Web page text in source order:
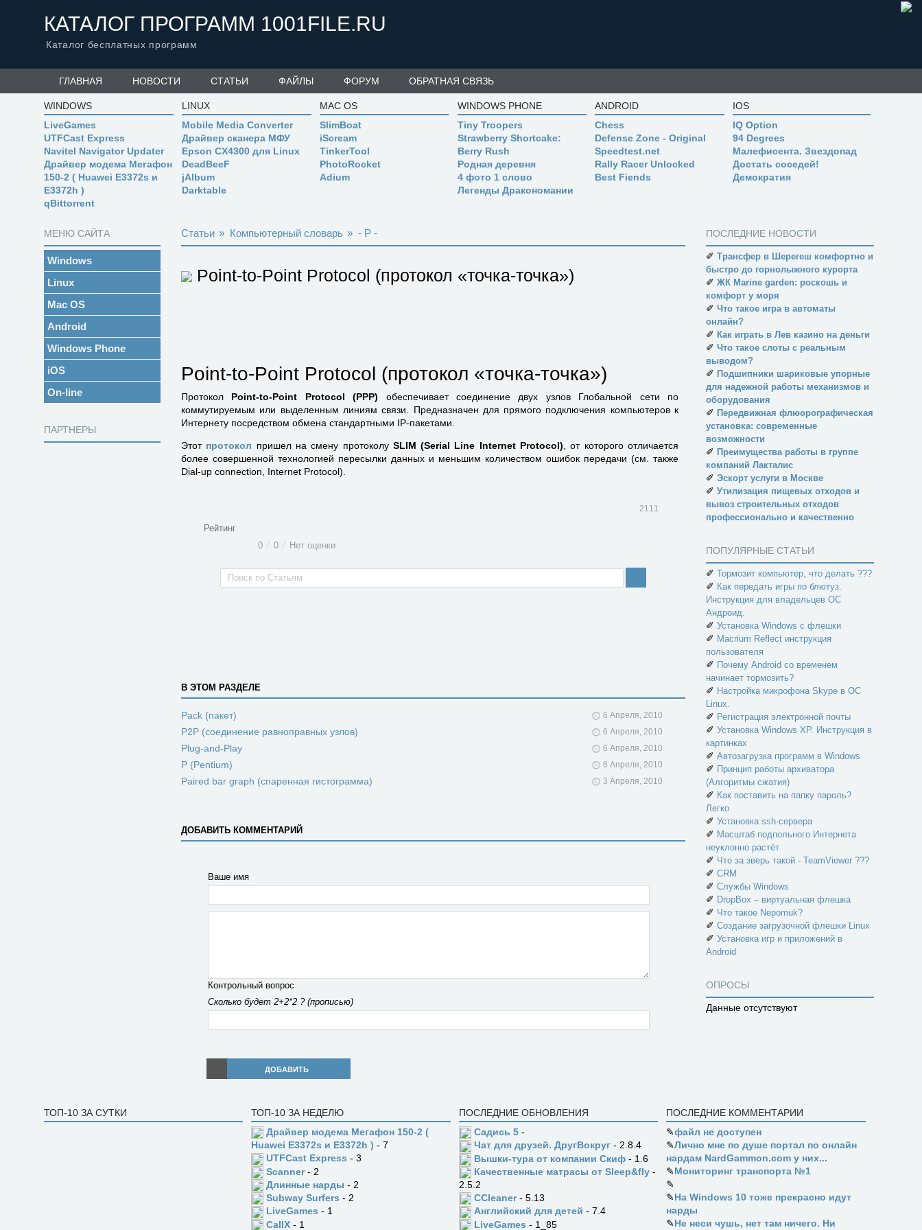
КАТАЛОГ ПРОГРАММ 1001FILE.RU
Каталог бесплатных программ
ГЛАВНАЯ НОВОСТИ СТАТЬИ ФАЙЛЫ ФОРУМ ОБРАТНАЯ СВЯЗЬ
WINDOWS
LiveGames
UTFCast Express
Navitel Navigator Updater
Драйвер модема Мегафон
150-2 ( Huawei E3372s и
E3372h )
qBittorrent
LINUX
Mobile Media Converter
Драйвер сканера МФУ
Epson CX4300 для Linux
DeadBeeF
jAlbum
Darktable
MAC OS
SlimBoat
iScream
TinkerTool
PhotoRocket
Adium
WINDOWS PHONE
Tiny Troopers
Strawberry Shortcake:
Berry Rush
Родная деревня
4 фото 1 слово
Легенды Дракономании
ANDROID
Chess
Defense Zone - Original
Speedtest.net
Rally Racer Unlocked
Best Fiends
IOS
IQ Option
94 Degrees
Малефисента. Звездопад
Достать соседей!
Демократия
МЕНЮ САЙТА
Windows
Linux
Mac OS
Android
Windows Phone
iOS
On-line
ПАРТНЕРЫ
Статьи » Компьютерный словарь » - P -
Point-to-Point Protocol (протокол «точка-точка»)
Point-to-Point Protocol (протокол «точка-точка»)
Протокол Point-to-Point Protocol (PPP) обеспечивает соединение двух узлов Глобальной сети по
коммутируемым или выделенным линиям связи. Предназначен для прямого подключения компьютеров к
Интернету посредством обмена стандартными IP-пакетами.
Этот протокол пришел на смену протоколу SLIM (Serial Line Internet Protocol) , от которого отличается
более совершенной технологией пересылки данных и меньшим количеством ошибок передачи (см. также
Dial-up connection, Internet Protocol).
2111
Рейтинг
0 ⁄ 0 ⁄ Нет оценки
В ЭТОМ РАЗДЕЛЕ
Pack (пакет) 6 Апреля, 2010
P2P (соединение равноправных узлов) 6 Апреля, 2010
Plug-and-Play 6 Апреля, 2010
P (Pentium) 6 Апреля, 2010
Paired bar graph (спаренная гистограмма) 3 Апреля, 2010
ДОБАВИТЬ КОММЕНТАРИЙ
Ваше имя
Контрольный вопрос
Сколько будет 2+2*2 ? (прописью)
ДОБАВИТЬ
ПОСЛЕДНИЕ НОВОСТИ
✐ Трансфер в Шерегеш комфортно и
быстро до горнолыжного курорта
✐ ЖК Marine garden: роскошь и
комфорт у моря
✐ Что такое игра в автоматы
онлайн?
✐ Как играть в Лев казино на деньги
✐ Что такое слоты с реальным
выводом?
✐ Подшипники шариковые упорные
для надежной работы механизмов и
оборудования
✐ Передвижная флюорографическая
установка: современные
возможности
✐ Преимущества работы в группе
компаний Лакталис
✐ Эскорт услуги в Москве
✐ Утилизация пищевых отходов и
вывоз строительных отходов
профессионально и качественно
ПОПУЛЯРНЫЕ СТАТЬИ
✐ Тормозит компьютер, что делать ???
✐ Как передать игры по блютуз.
Инструкция для владельцев ОС
Андроид.
✐ Установка Windows с флешки
✐ Macrium Reflect инструкция
пользователя
✐ Почему Android со временем
начинает тормозить?
✐ Настройка микрофона Skype в ОС
Linux.
✐ Регистрация электронной почты
✐ Установка Windows XP. Инструкция в
картинках
✐ Автозагрузка программ в Windows
✐ Принцип работы архиватора
(Алгоритмы сжатия)
✐ Как поставить на папку пароль?
Легко
✐ Установка ssh-сервера
✐ Масштаб подпольного Интернета
неуклонно растёт
✐ Что за зверь такой - TeamViewer ???
✐ CRM
✐ Службы Windows
✐ DropBox – виртуальная флешка
✐ Что такое Nepomuk?
✐ Создание загрузочной флешки Linux
✐ Установка игр и приложений в
Android
ОПРОСЫ
Данные отсутствуют
ТОП-10 ЗА СУТКИ
ТОП-10 ЗА НЕДЕЛЮ
Драйвер модема Мегафон 150-2 (
Huawei E3372s и E3372h ) - 7
UTFCast Express - 3
Scanner- 2
Длинные нарды - 2
Subway Surfers - 2
LiveGames - 1
CallX - 1
ПОСЛЕДНИЕ ОБНОВЛЕНИЯ
Садись 5-
Чат для друзей. ДругВокруг- 2.8.4
Вышки-тура от компании Скиф- 1.6
Качественные матрасы от Sleep&fly-
2.5.2
CCleaner- 5.13
Английский для детей - 7.4
LiveGames - 1_85
ПОСЛЕДНИЕ КОММЕНТАРИИ
✎файл не доступен
✎Лично мне по душе портал по онлайн
нардам NardGammon.com у них...
✎Мониторинг транспорта №1
✎
✎На Windows 10 тоже прекрасно идут
нарды
✎Не неси чушь, нет там ничего. Ни